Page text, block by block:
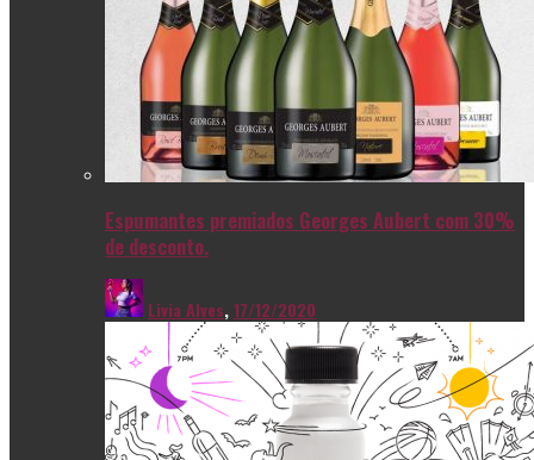
Espumantes premiados Georges Aubert com 30%
de desconto.
Livia Alves,17/12/2020